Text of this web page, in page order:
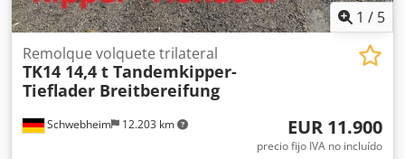
advertencia + iluminación y girofaro: 200 €,
ensanchamiento a 3 m con madera: 300 €, desplazamiento
hidráulico de rampas: 1.000 €, -- Errores de impresión,
omisiones y cambios reservados, imágenes de muestra --,
Más datos en: !, More Details: ! Csdozrql Sjpfx Aahjha
1 / 5
Schwebheim 12.203 km
Remolque volquete trilateral
TK14 14,4 t Tandemkipper-
Tieflader Breitbereifung
EUR 11.900
precio fijo IVA no incluído